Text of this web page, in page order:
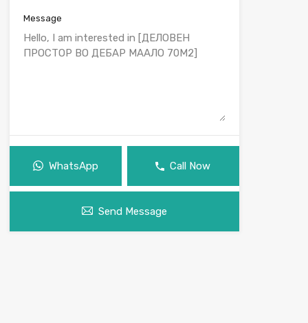
Message
WhatsApp Call Now
Send Message